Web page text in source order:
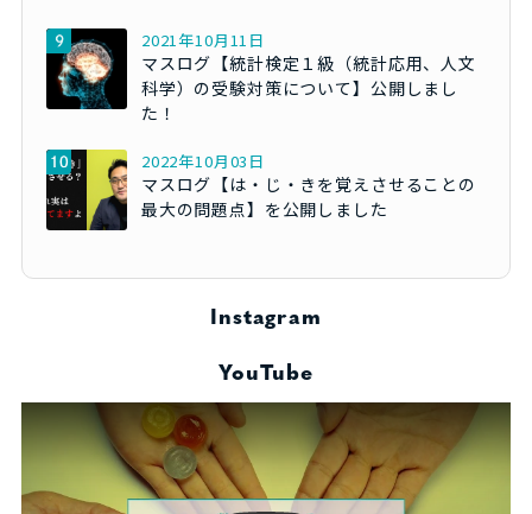
2021年10月11日
マスログ【統計検定１級（統計応用、人文
科学）の受験対策について】公開しまし
た！
2022年10月03日
マスログ【は・じ・きを覚えさせることの
最大の問題点】を公開しました
Instagram
YouTube